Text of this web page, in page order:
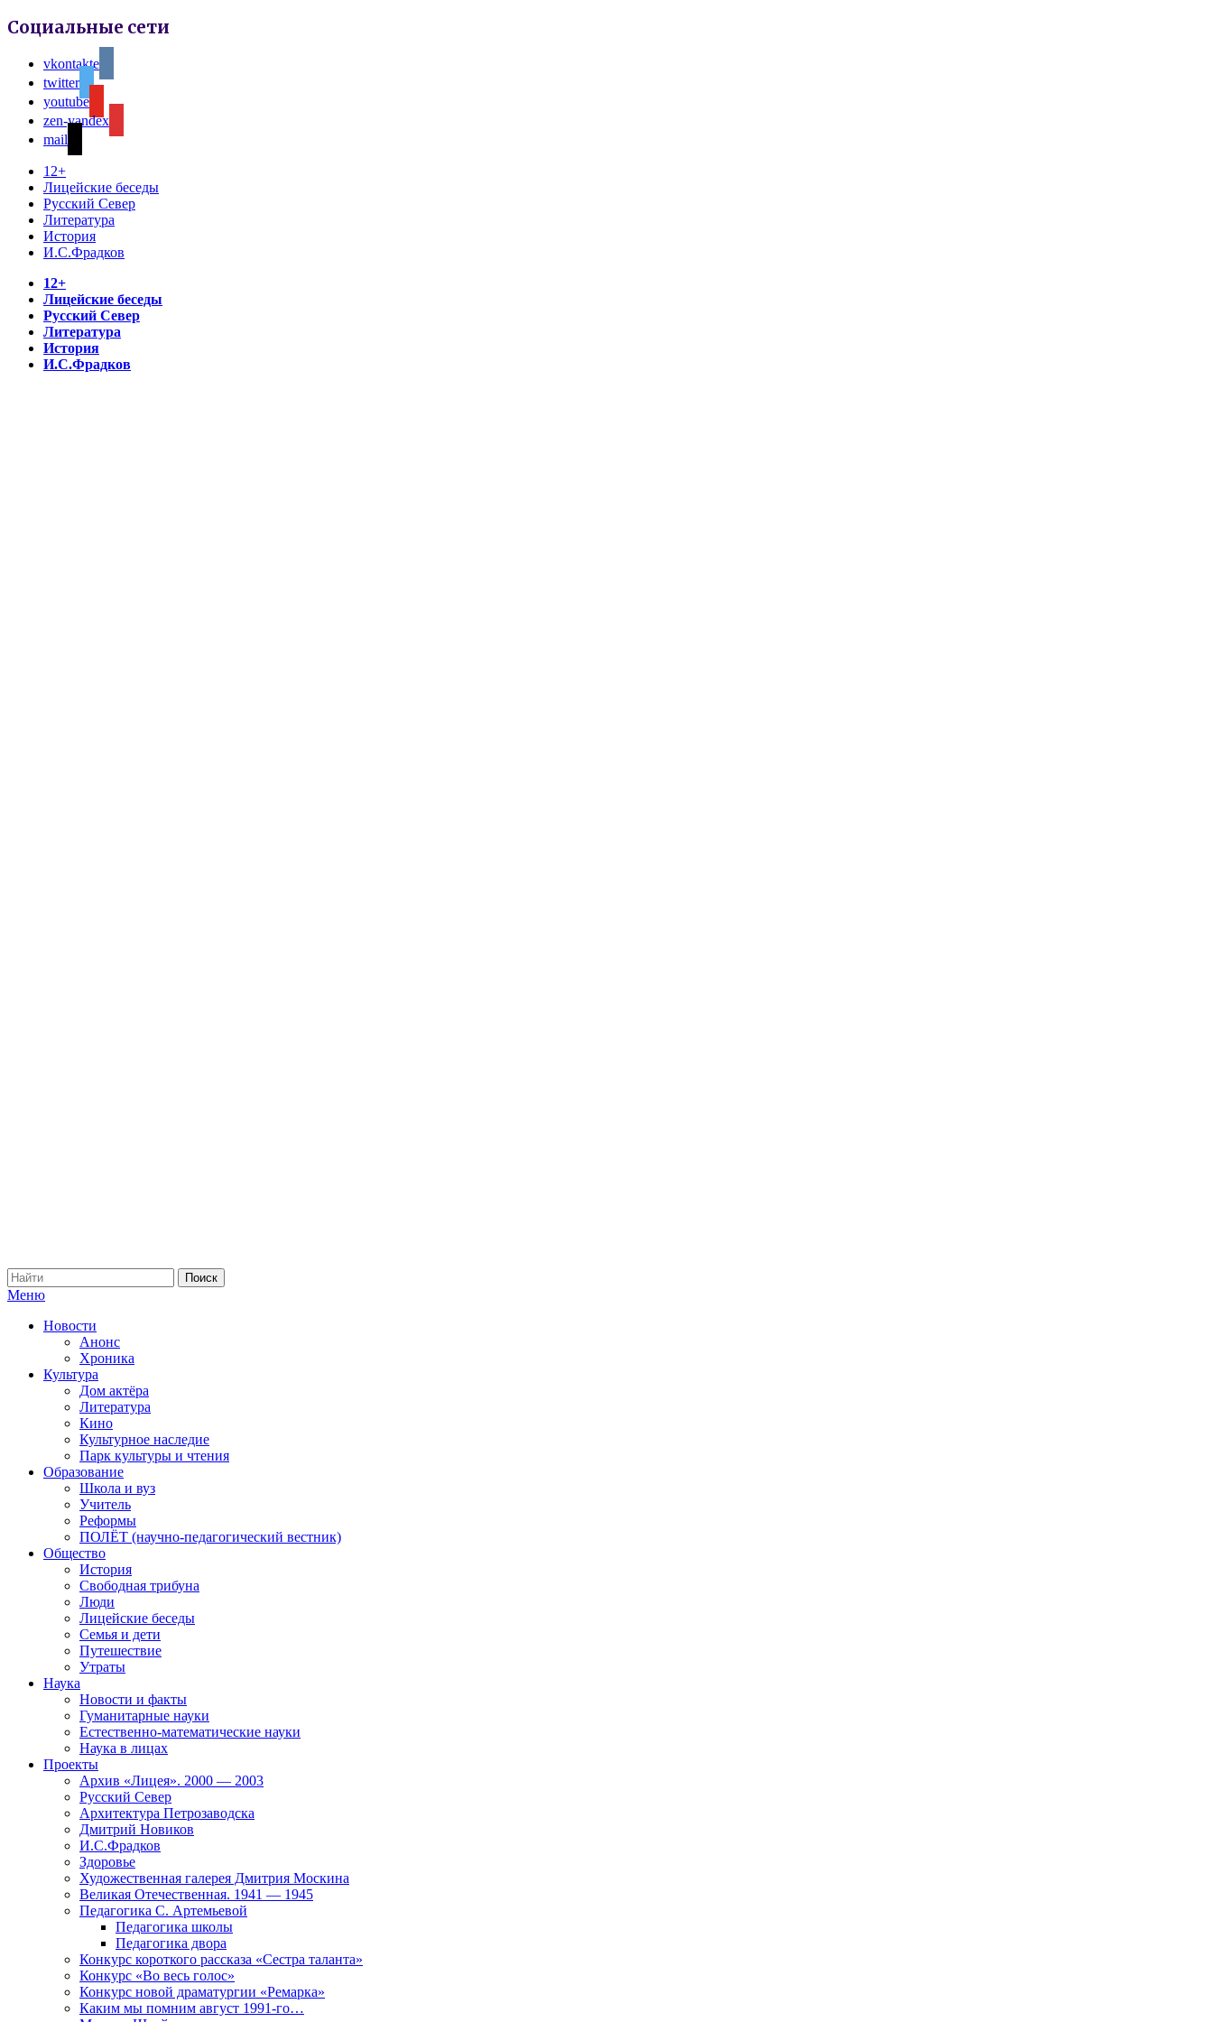
Социальные сети
vkontakte
twitter
youtube
zen-yandex
mail
12+
Лицейские беседы
Русский Север
Литература
История
И.С.Фрадков
12+
Лицейские беседы
Русский Север
Литература
История
И.С.Фрадков
Меню
Новости
Анонс
Хроника
Культура
Дом актёра
Литература
Кино
Культурное наследие
Парк культуры и чтения
Образование
Школа и вуз
Учитель
Реформы
ПОЛЁТ (научно-педагогический вестник)
Общество
История
Свободная трибуна
Люди
Лицейские беседы
Семья и дети
Путешествие
Утраты
Наука
Новости и факты
Гуманитарные науки
Естественно-математические науки
Наука в лицах
Проекты
Архив «Лицея». 2000 — 2003
Русский Север
Архитектура Петрозаводска
Дмитрий Новиков
И.С.Фрадков
Здоровье
Художественная галерея Дмитрия Москина
Великая Отечественная. 1941 — 1945
Педагогика С. Артемьевой
Педагогика школы
Педагогика двора
Конкурс короткого рассказа «Сестра таланта»
Конкурс «Во весь голос»
Конкурс новой драматургии «Ремарка»
Каким мы помним август 1991-го…